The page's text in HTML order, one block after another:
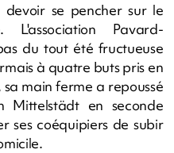
devoir se pencher sur le
Pavard-
du tout été fructueuse
à quatre buts pris en
main ferme a repoussé
Mittelstädt en seconde
ses coéquipiers de subir